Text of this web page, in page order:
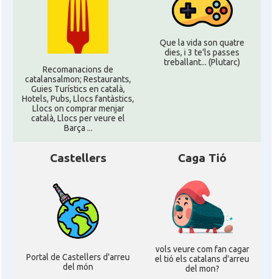
Recomanacions de
catalansalmon; Restaurants,
Guies Turístics en català,
Hotels, Pubs, Llocs fantàstics,
Llocs on comprar menjar
català, Llocs per veure el
Barça ...
Que la vida son quatre
dies, i 3 te'ls passes
treballant... (Plutarc)
Castellers
Portal de Castellers d'arreu
del món
Caga Tió
vols veure com fan cagar
el tió els catalans d'arreu
del mon?